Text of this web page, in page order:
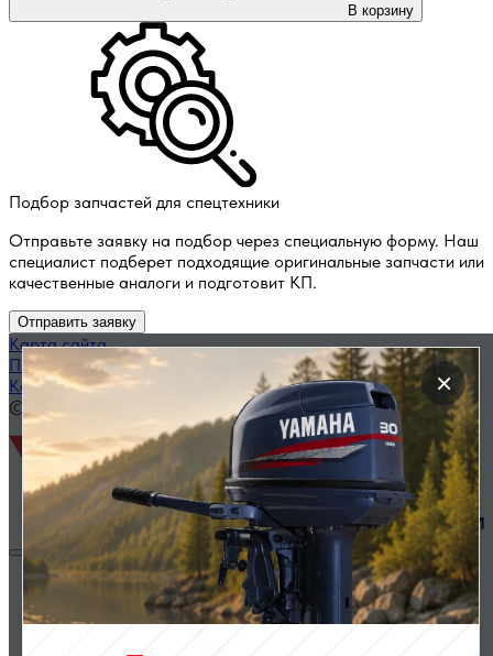
В корзину
Подбор запчастей для спецтехники
Отправьте заявку на подбор через специальную форму. Наш
специалист подберет подходящие оригинальные запчасти или
качественные аналоги и подготовит КП.
Отправить заявку
×
Карта сайта
Политика конфиденциальности
Каталог запчастей по названию
© 2014 — 2026 ООО «ВЭД»
Двигатели и комплектующие